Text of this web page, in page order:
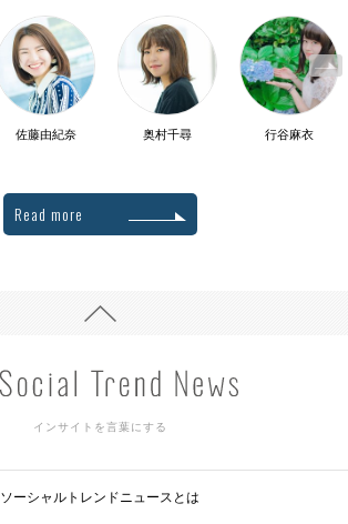
佐藤由紀奈 奥村千尋 行谷麻衣
Read more
インサイトを言葉にする
ソーシャルトレンドニュースとは